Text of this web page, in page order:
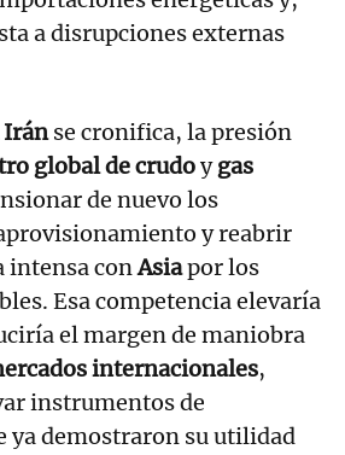
a disrupciones externas
Iránse cronifica, la presión
global de crudoygas
de nuevo los
y reabrir
intensa conAsiapor los
Esa competencia elevaría
el margen de maniobra
internacionales,
instrumentos de
ya demostraron su utilidad